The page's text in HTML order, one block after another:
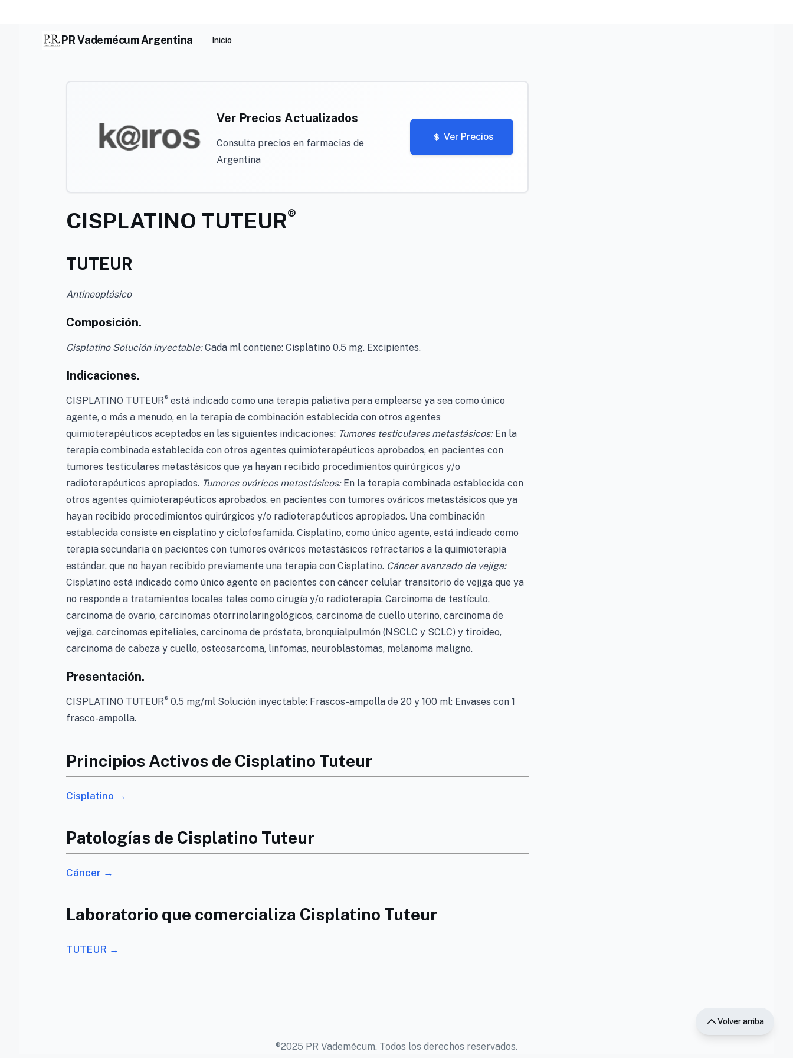
PR Vademécum Argentina Inicio
Ver Precios Actualizados
Consulta precios en farmacias de
Argentina
Ver Precios
CISPLATINO TUTEUR®
TUTEUR
Antineoplásico
Composición.
Cisplatino Solución inyectable:Cada ml contiene: Cisplatino 0.5 mg. Excipientes.
Indicaciones.
CISPLATINO TUTEUR® está indicado como una terapia paliativa para emplearse ya sea como único
agente, o más a menudo, en la terapia de combinación establecida con otros agentes
quimioterapéuticos aceptados en las siguientes indicaciones: Tumores testiculares metastásicos:En la
terapia combinada establecida con otros agentes quimioterapéuticos aprobados, en pacientes con
tumores testiculares metastásicos que ya hayan recibido procedimientos quirúrgicos y/o
radioterapéuticos apropiados. Tumores ováricos metastásicos:En la terapia combinada establecida con
otros agentes quimioterapéuticos aprobados, en pacientes con tumores ováricos metastásicos que ya
hayan recibido procedimientos quirúrgicos y/o radioterapéuticos apropiados. Una combinación
establecida consiste en cisplatino y ciclofosfamida. Cisplatino, como único agente, está indicado como
terapia secundaria en pacientes con tumores ováricos metastásicos refractarios a la quimioterapia
estándar, que no hayan recibido previamente una terapia con Cisplatino. Cáncer avanzado de vejiga:
Cisplatino está indicado como único agente en pacientes con cáncer celular transitorio de vejiga que ya
no responde a tratamientos locales tales como cirugía y/o radioterapia. Carcinoma de testículo,
carcinoma de ovario, carcinomas otorrinolaringológicos, carcinoma de cuello uterino, carcinoma de
vejiga, carcinomas epiteliales, carcinoma de próstata, bronquialpulmón (NSCLC y SCLC) y tiroideo,
carcinoma de cabeza y cuello, osteosarcoma, linfomas, neuroblastomas, melanoma maligno.
Presentación.
CISPLATINO TUTEUR® 0.5 mg/ml Solución inyectable: Frascos-ampolla de 20 y 100 ml: Envases con 1
frasco-ampolla.
Principios Activos de Cisplatino Tuteur
Cisplatino →
Patologías de Cisplatino Tuteur
Cáncer →
Laboratorio que comercializa Cisplatino Tuteur
TUTEUR →
®2025 PR Vademécum. Todos los derechos reservados.
Volver arriba